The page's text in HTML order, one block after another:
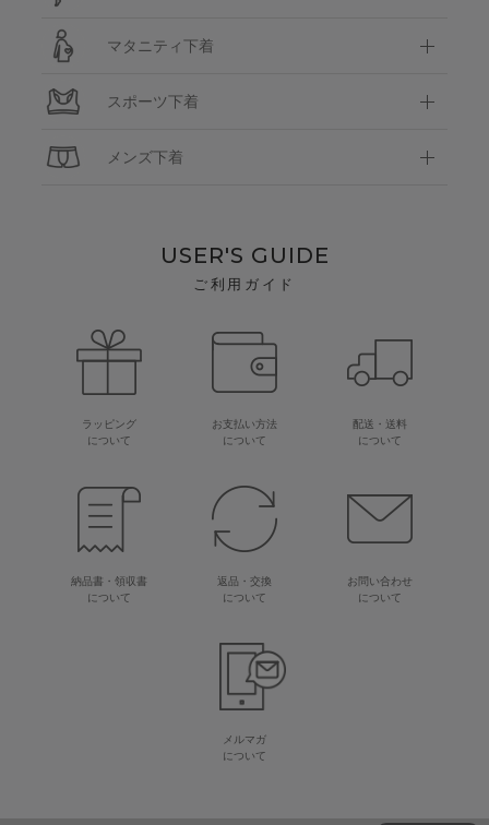
マタニティ下着
スポーツ下着
メンズ下着
USER'S GUIDE
ご利用ガイド
ラッピング
について
お支払い方法
について
配送・送料
について
納品書・領収書
について
返品・交換
について
お問い合わせ
について
メルマガ
について